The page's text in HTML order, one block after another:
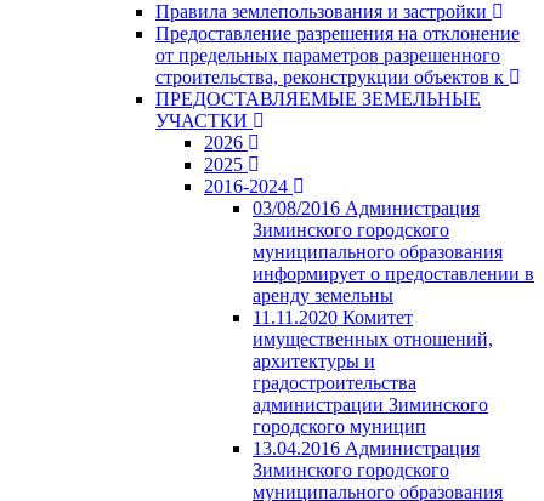
Правила землепользования и застройки
Предоставление разрешения на отклонение
от предельных параметров разрешенного
строительства, реконструкции объектов к
ПРЕДОСТАВЛЯЕМЫЕ ЗЕМЕЛЬНЫЕ
УЧАСТКИ
2026
2025
2016-2024
03/08/2016 Администрация
Зиминского городского
муниципального образования
информирует о предоставлении в
аренду земельны
11.11.2020 Комитет
имущественных отношений,
архитектуры и
градостроительства
администрации Зиминского
городского муницип
13.04.2016 Администрация
Зиминского городского
муниципального образования